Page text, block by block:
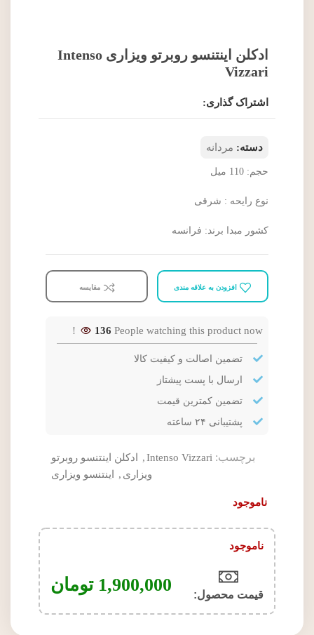
ادکلن اینتنسو روبرتو ویزاری Intenso
Vizzari
اشتراک گذاری:
دسته: مردانه
حجم: 110 میل
نوع رایحه : شرقی
کشور مبدا برند: فرانسه
افزودن به علاقه مندی مقایسه
136 People watching this product now!
تضمین اصالت و کیفیت کالا
ارسال با پست پیشتاز
تضمین کمترین قیمت
پشتیبانی ۲۴ ساعته
برچسب: Intenso Vizzari
,
ادکلن اینتنسو روبرتو
ویزاری , اینتنسو ویزاری
ناموجود
ناموجود
قیمت محصول:​ 1,900,000 تومان